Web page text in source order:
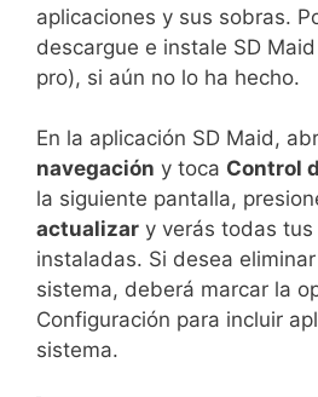
aplicaciones y sus sobras.
descargue e instale SD
pro), si aún no lo ha hecho.
En la aplicación SD Maid,
navegación y toca Control
la siguiente pantalla,
actualizar y verás todas tus
instaladas. Si desea
sistema, deberá marcar la
Configuración para incluir
sistema.